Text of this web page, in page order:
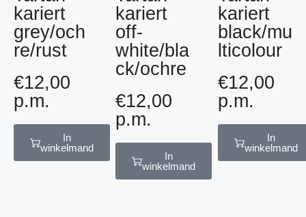
kariert
grey/och
re/rust
€12,00
p.m.
In
winkelmand
kariert
off-
white/bla
ck/ochre
€12,00
p.m.
In
winkelmand
kariert
black/mu
lticolour
€12,00
p.m.
In
winkelmand